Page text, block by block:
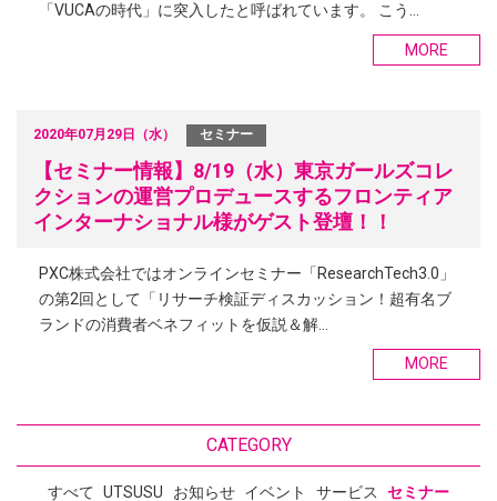
「VUCAの時代」に突入したと呼ばれています。 こう…
MORE
2020年07月29日（水） セミナー
【セミナー情報】8/19（水）東京ガールズコレ
クションの運営プロデュースするフロンティア
インターナショナル様がゲスト登壇！！
PXC株式会社ではオンラインセミナー「ResearchTech3.0」
の第2回として「リサーチ検証ディスカッション！超有名ブ
ランドの消費者ベネフィットを仮説＆解…
MORE
CATEGORY
すべて UTSUSU お知らせ イベント サービス セミナー